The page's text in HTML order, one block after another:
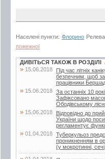
Населені пункти: Флорино
пожежної
ДИВІТЬСЯ ТАКОЖ В РОЗДІЛІ
» 15.06.2018
Під час літніх
безпечним, щоб
працівники
» 15.06.2018 За останніх 10
Зафіксовано
Ободівському
» 15.06.2018
Відповідно до
України щодо
регламентує
» 01.04.2018 Туберкульоз
проникненням в
(у мокротинні,